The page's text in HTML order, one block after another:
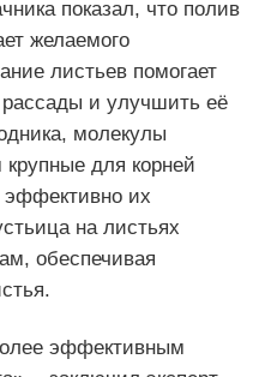
показал, что полив
желаемого
листьев помогает
рассады и улучшить её
молекулы
для корней
эффективно их
на листьях
обеспечивая
эффективным